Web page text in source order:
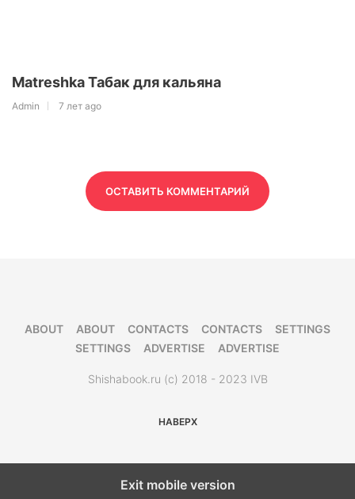
Matreshka Табак для кальяна
Admin 7 лет ago
ОСТАВИТЬ КОММЕНТАРИЙ
ABOUT ABOUT CONTACTS CONTACTS
SETTINGS
SETTINGS
ADVERTISE ADVERTISE
Shishabook.ru (c) 2018 - 2023 IVB
НАВЕРХ
Exit mobile version